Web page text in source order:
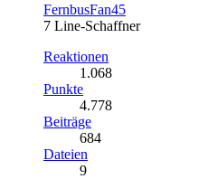
FernbusFan45
7 Line-Schaffner
Reaktionen
1.068
Punkte
4.778
Beiträge
684
Dateien
9